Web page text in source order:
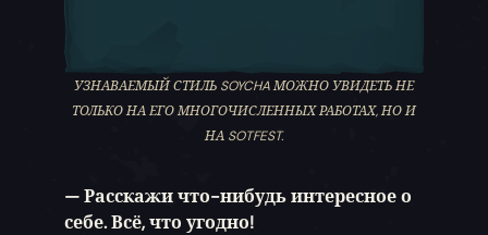
УЗНАВАЕМЫЙ СТИЛЬ SOYCHA МОЖНО УВИДЕТЬ НЕ
ТОЛЬКО НА ЕГО МНОГОЧИСЛЕННЫХ РАБОТАХ, НО И
НА SOTFEST.
— Расскажи что-нибудь интересное о
себе. Всё, что угодно!